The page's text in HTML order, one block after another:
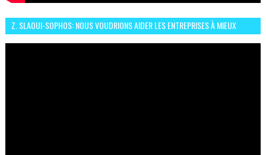
Z. SLAOUI-SOPHOS: NOUS VOUDRIONS AIDER LES ENTREPRISES À MIEUX